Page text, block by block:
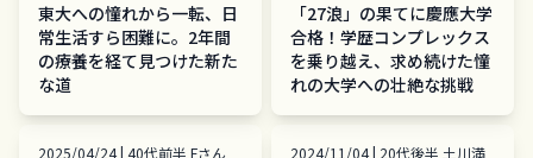
東大への憧れから一転、日
常生活すら困難に。2年間
の療養を経て見つけた新た
な道
「27浪」の果てに慶應大学
合格！学歴コンプレックス
を乗り越え、求め続けた憧
れの大学への壮絶な挑戦
2025/04/24| 40代前半 Fさん 2024/11/04| 20代後半 土川満